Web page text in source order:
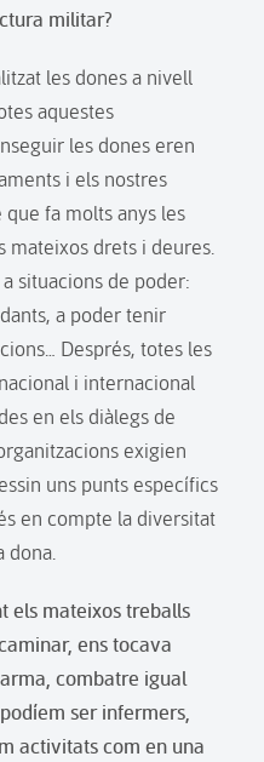
militar?
les dones a nivell
aquestes
les dones eren
i els nostres
fa molts anys les
mateixos drets i deures.
situacions de poder:
a poder tenir
Després, totes les
i internacional
en els diàlegs de
exigien
uns punts específics
en compte la diversitat
dona.
els mateixos treballs
ens tocava
combatre igual
ser infermers,
activitats com en una